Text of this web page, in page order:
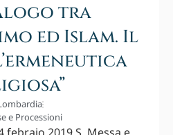
tra
ed Islam. Il
e Processioni